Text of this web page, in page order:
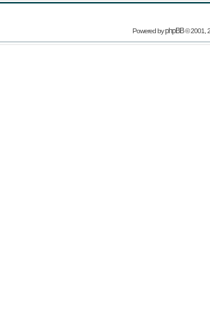
Powered byphpBB© 2001,